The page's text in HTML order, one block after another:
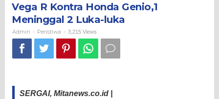
Genio,1
2
Luka-
luka
Vega R Kontra Honda Genio,1
Meninggal 2 Luka-luka
Admin - Peristiwa - 3,215 Views
SERGAI, Mitanews.co.id |